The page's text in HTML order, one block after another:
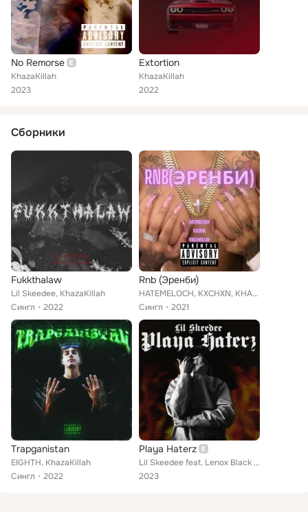
No Remorse
KhazaKillah
2023
Extortion
KhazaKillah
2022
Сборники
Fukkthalaw
Lil Skeedee, KhazaKillah
Сингл
2022
Rnb (Эрeнби)
HATEMELOCH, KXCHXN, KHAZAKILLAH
Сингл
2021
Тrapganistan
EIGHTH, KhazaKillah
Сингл
2022
Playa Haterz
Lil Skeedee feat. Lenox Black Magic, KhazaKillah, TReble.w.P, Madboyz, Senches Bumpina
2023